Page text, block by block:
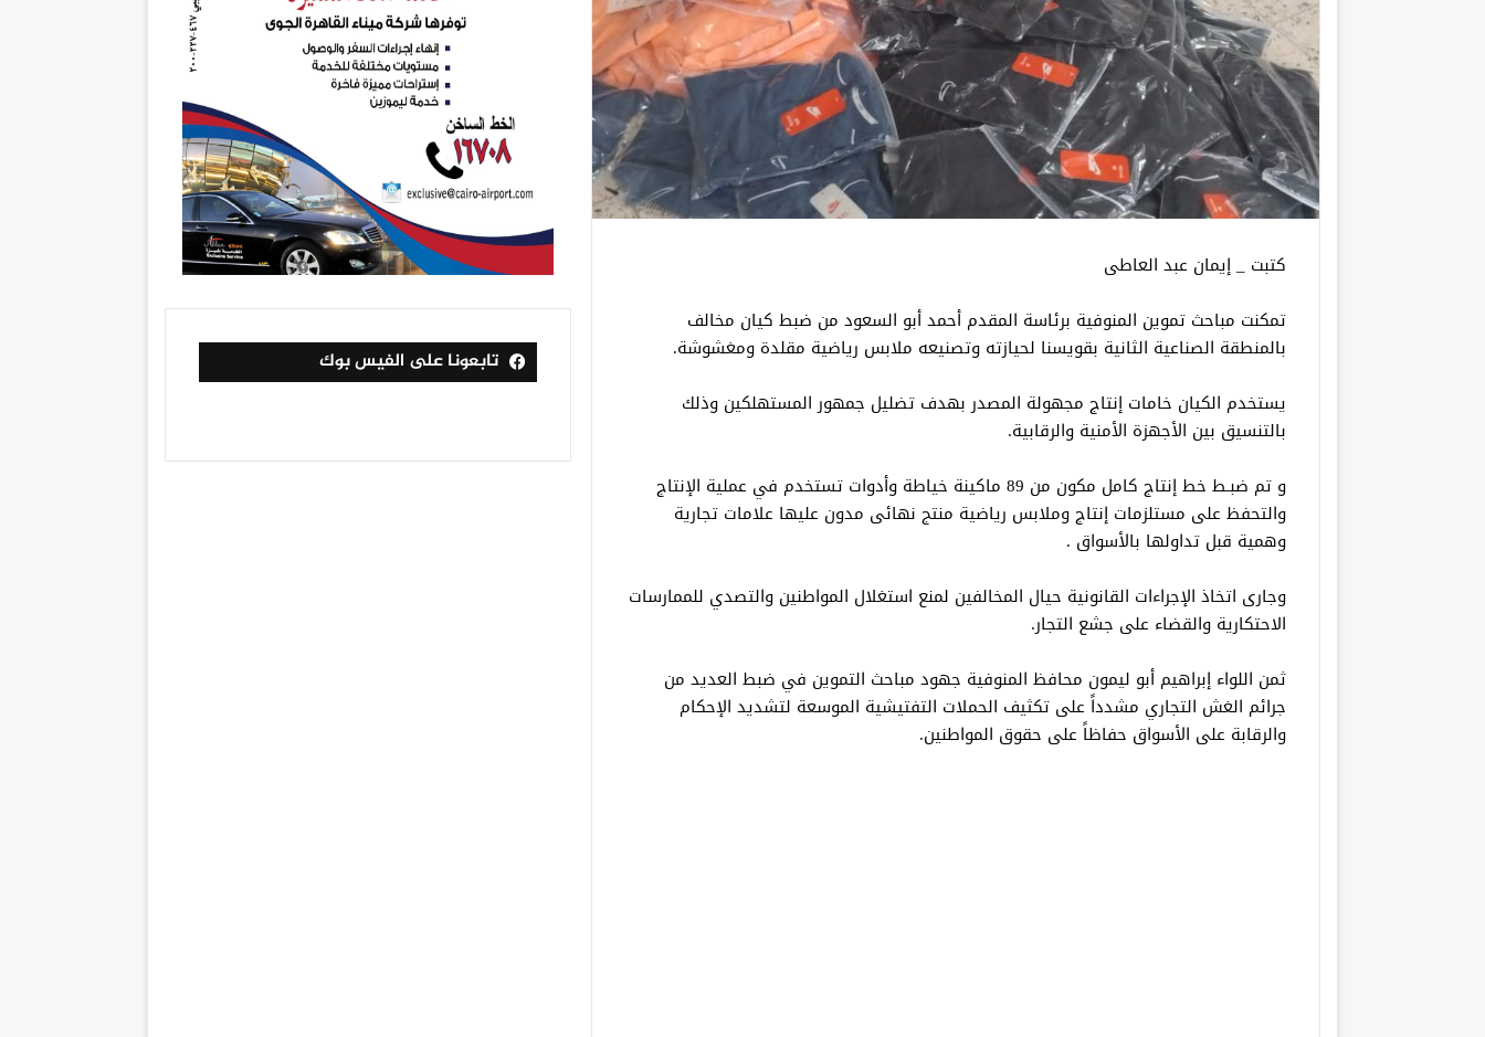
كتبت _ إيمان عبد العاطى
تمكنت مباحث تموين المنوفية برئاسة المقدم أحمد أبو السعود من ضبط كيان مخالف
بالمنطقة الصناعية الثانية بقويسنا لحيازته وتصنيعه ملابس رياضية مقلدة ومغشوشة.
يستخدم الكيان خامات إنتاج مجهولة المصدر بهدف تضليل جمهور المستهلكين وذلك
بالتنسيق بين الأجهزة الأمنية والرقابية.
و تم ضبـط خط إنتاج كامل مكون من 89 ماكينة خياطة وأدوات تستخدم في عملية الإنتاج
والتحفظ على مستلزمات إنتاج وملابس رياضية منتج نهائى مدون عليها علامات تجارية
وهمية قبل تداولها بالأسواق .
وجارى اتخاذ الإجراءات القانونية حيال المخالفين لمنع استغلال المواطنين والتصدي للممارسات
الاحتكارية والقضاء على جشع التجار.
ثمن اللواء إبراهيم أبو ليمون محافظ المنوفية جهود مباحث التموين في ضبط العديد من
جرائم الغش التجاري مشدداً على تكثيف الحملات التفتيشية الموسعة لتشديد الإحكام
والرقابة على الأسواق حفاظاً على حقوق المواطنين.
تابعونا على الفيس بوك